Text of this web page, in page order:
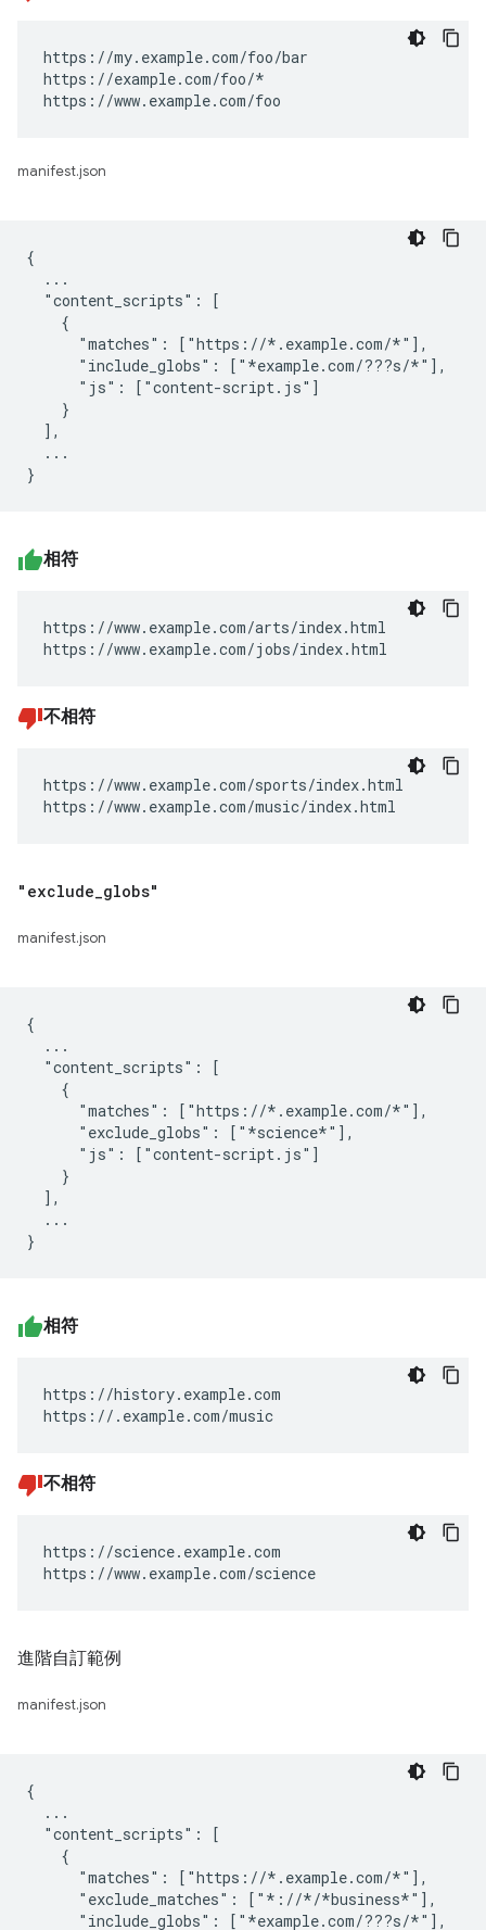
https://my.example.com/foo/bar
https://example.com/foo/*
https://www.example.com/foo
manifest.json
{
  ...
  "content_scripts": [
    {
      "matches": ["https://*.example.com/*"],
      "include_globs": ["*example.com/???s/*"],
      "js": ["content-script.js"]
    }
  ],
  ...
相符
https://www.example.com/arts/index.html
https://www.example.com/jobs/index.html
不相符
https://www.example.com/sports/index.html
https://www.example.com/music/index.html
"exclude globs"
manifest.json
{
  ...
  "content_scripts": [
    {
      "matches": ["https://*.example.com/*"],
      "exclude_globs": ["*science*"],
      "js": ["content-script.js"]
    }
  ],
  ...
相符
https://history.example.com
https://.example.com/music
不相符
https://science.example.com
https://www.example.com/science
進階自訂範例
manifest.json
{
  ...
  "content_scripts": [
    {
      "matches": ["https://*.example.com/*"],
      "exclude_matches": ["*://*/*business*"],
      "include_globs": ["*example.com/???s/*"],